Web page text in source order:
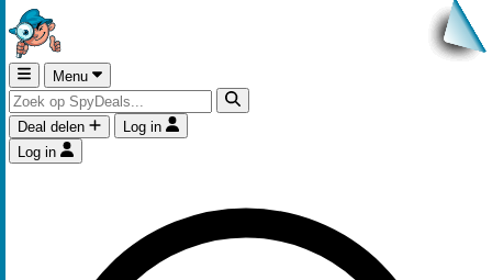
Menu
Deal delen
Log in
Log in